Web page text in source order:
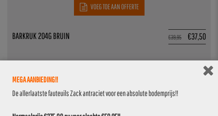
VOEG TOE AAN OFFERTE
€39,95 €37,50
BARKRUK 204G BRUIN
6.1%
MEGA AANBIEDING!!
De allerlaatste fauteuils Zack antraciet voor een absolute bodemprijs!!